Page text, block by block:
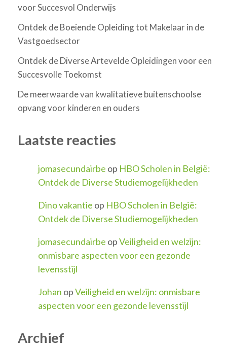
voor Succesvol Onderwijs
Ontdek de Boeiende Opleiding tot Makelaar in de
Vastgoedsector
Ontdek de Diverse Artevelde Opleidingen voor een
Succesvolle Toekomst
De meerwaarde van kwalitatieve buitenschoolse
opvang voor kinderen en ouders
Laatste reacties
jomasecundairbe op HBO Scholen in België:
Ontdek de Diverse Studiemogelijkheden
Dino vakantie op HBO Scholen in België:
Ontdek de Diverse Studiemogelijkheden
jomasecundairbe opVeiligheid en welzijn:
onmisbare aspecten voor een gezonde
levensstijl
Johan opVeiligheid en welzijn: onmisbare
aspecten voor een gezonde levensstijl
Archief